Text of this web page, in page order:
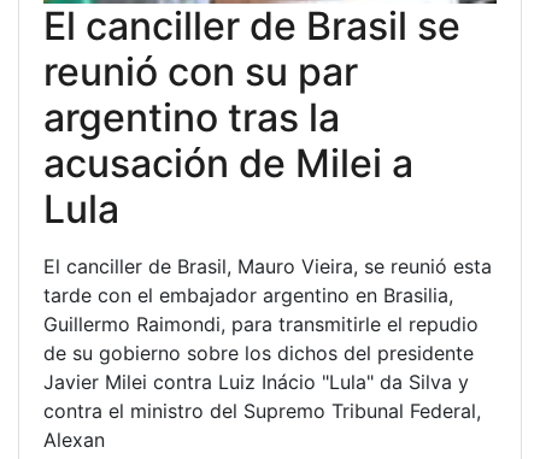
El canciller de Brasil se
reunió con su par
argentino tras la
acusación de Milei a
Lula
El canciller de Brasil, Mauro Vieira, se reunió esta
tarde con el embajador argentino en Brasilia,
Guillermo Raimondi, para transmitirle el repudio
de su gobierno sobre los dichos del presidente
Javier Milei contra Luiz Inácio "Lula" da Silva y
contra el ministro del Supremo Tribunal Federal,
Alexan